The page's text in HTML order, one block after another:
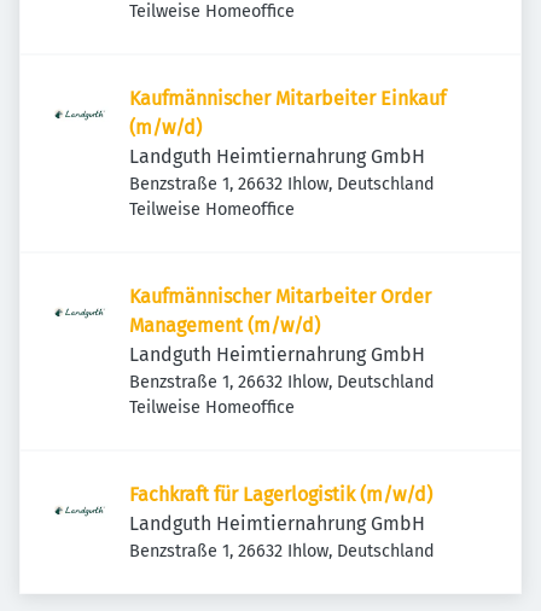
Teilweise Homeoffice
Kaufmännischer Mitarbeiter Einkauf
(m/w/d)
Landguth Heimtiernahrung GmbH
Benzstraße 1, 26632 Ihlow, Deutschland
Teilweise Homeoffice
Kaufmännischer Mitarbeiter Order
Management (m/w/d)
Landguth Heimtiernahrung GmbH
Benzstraße 1, 26632 Ihlow, Deutschland
Teilweise Homeoffice
Fachkraft für Lagerlogistik (m/w/d)
Landguth Heimtiernahrung GmbH
Benzstraße 1, 26632 Ihlow, Deutschland